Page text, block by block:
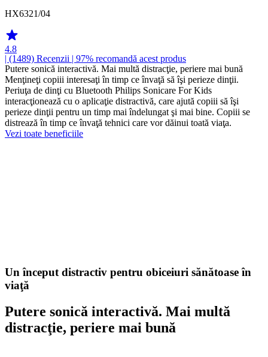
HX6321/04
4.8
| (1489) Recenzii | 97% recomandă acest produs
Putere sonică interactivă. Mai multă distracţie, periere mai bună
Menţineţi copiii interesaţi în timp ce învaţă să îşi perieze dinţii.
Periuţa de dinţi cu Bluetooth Philips Sonicare For Kids
interacţionează cu o aplicaţie distractivă, care ajută copiii să îşi
perieze dinţii pentru un timp mai îndelungat şi mai bine. Copiii se
distrează în timp ce învaţă tehnici care vor dăinui toată viaţa.
Vezi toate beneficiile
Un început distractiv pentru obiceiuri sănătoase în
viaţă
Putere sonică interactivă. Mai multă
distracţie, periere mai bună